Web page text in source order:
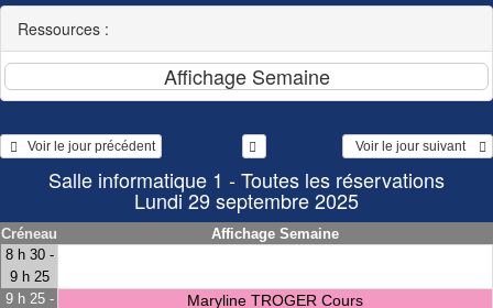
Ressources :
   Voir le jour précédent
  Voir le jour suivant
Salle informatique 1 - Toutes les réservations
Lundi 29 septembre 2025
Créneau
Affichage Semaine
8 h 30 -
9 h 25
9 h 25 -
Maryline TROGER Cours